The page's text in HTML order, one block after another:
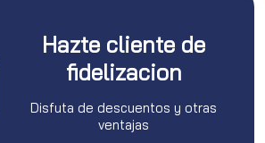
Hazte cliente de
fidelizacion
Disfuta de descuentos y otras
ventajas